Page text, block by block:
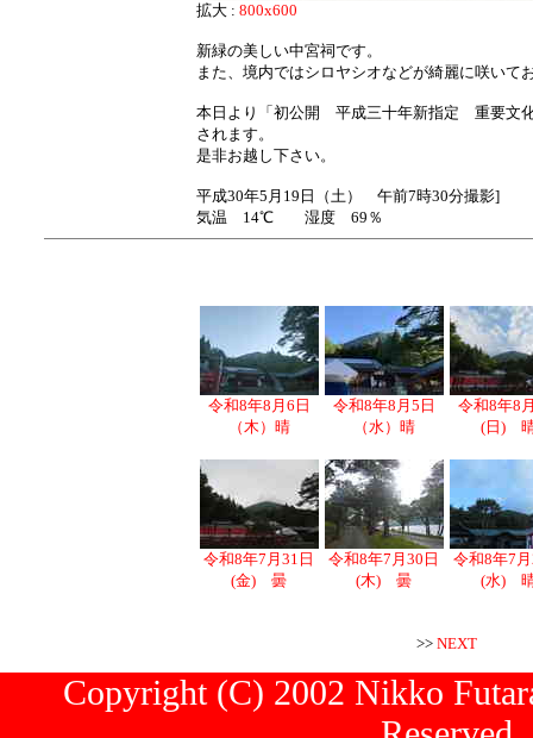
拡大 : 800x600
新緑の美しい中宮祠です。
また、境内ではシロヤシオなどが綺麗に咲いて
本日より「初公開 平成三十年新指定 重要文
されます。
是非お越し下さい。
平成30年5月19日（土） 午前7時30分撮影]
気温 14℃ 湿度 69％
令和8年8月6日
（木）晴
令和8年8月5日
（水）晴
令和8年8
(日)
令和8年7月31日
(金) 曇
令和8年7月30日
(木) 曇
令和8年7
(水)
>> NEXT
Copyright (C) 2002 Nikko